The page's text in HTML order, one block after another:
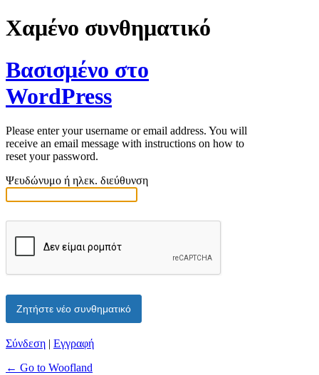
Χαμένο συνθηματικό
Βασισμένο στο
WordPress
Please enter your username or email address. You will
receive an email message with instructions on how to
reset your password.
Ψευδώνυμο ή ηλεκ. διεύθυνση
Σύνδεση | Εγγραφή
← Go to Woofland